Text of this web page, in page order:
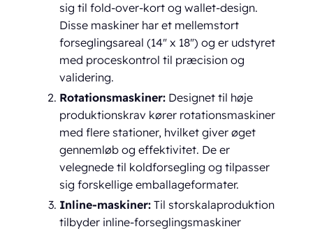
sig til fold-over-kort og wallet-design.
Disse maskiner har et mellemstort
forseglingsareal (14" x 18") og er udstyret
med proceskontrol til præcision og
validering.
Rotationsmaskiner:Designet til høje
produktionskrav kører rotationsmaskiner
med flere stationer, hvilket giver øget
gennemløb og effektivitet. De er
velegnede til koldforsegling og tilpasser
sig forskellige emballageformater.
Inline-maskiner:Til storskalaproduktion
tilbyder inline-forseglingsmaskiner